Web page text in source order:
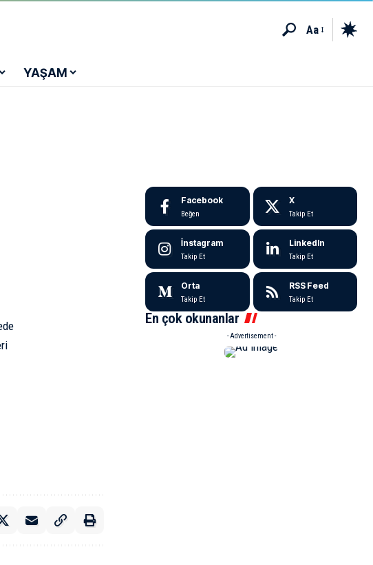
Aa
YAŞAM
Facebook
Beğen
X
Takip Et
İnstagram
Takip Et
LinkedIn
Takip Et
Orta
Takip Et
RSS Feed
Takip Et
En çok okunanlar
- Advertisement -